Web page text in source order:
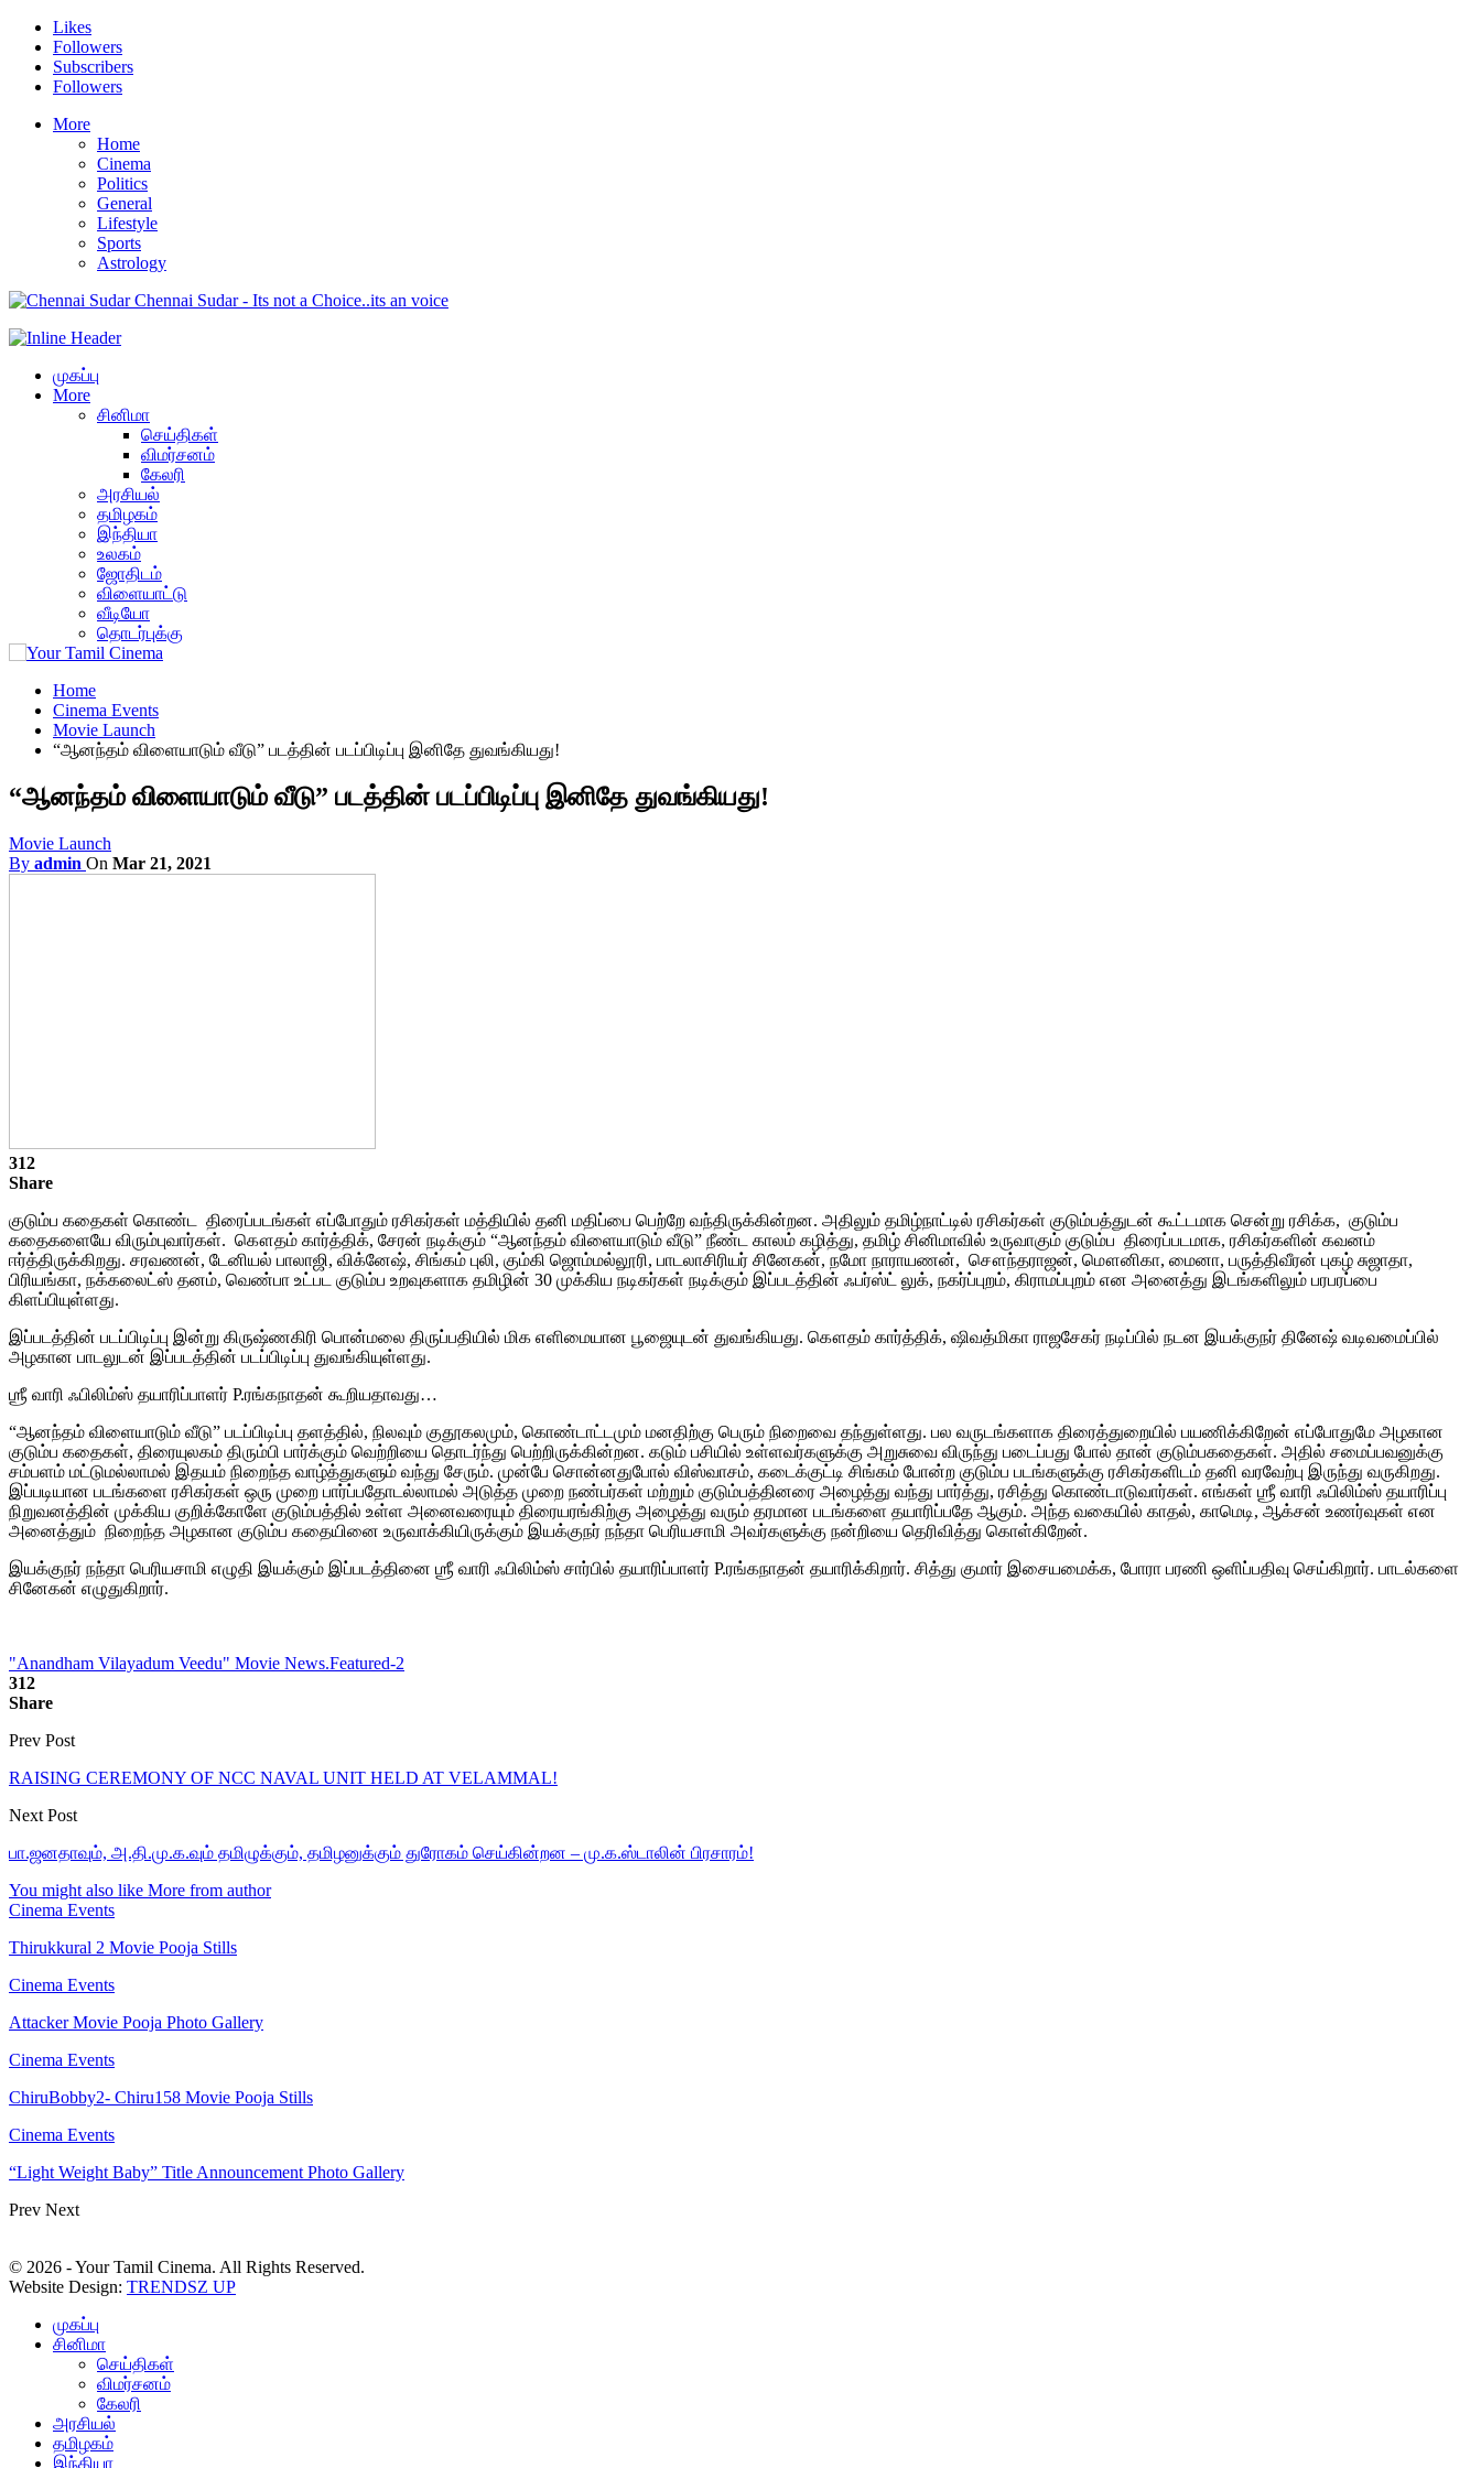
Likes
Followers
Subscribers
Followers
More
Home
Cinema
Politics
General
Lifestyle
Sports
Astrology
Chennai Sudar - Its not a Choice..its an voice
முகப்பு
More
சினிமா
செய்திகள்
விமர்சனம்
கேலரி
அரசியல்
தமிழகம்
இந்தியா
உலகம்
ஜோதிடம்
விளையாட்டு
வீடியோ
தொடர்புக்கு
Home
Cinema Events
Movie Launch
“ஆனந்தம் விளையாடும் வீடு” படத்தின் படப்பிடிப்பு இனிதே துவங்கியது!
“ஆனந்தம் விளையாடும் வீடு” படத்தின் படப்பிடிப்பு இனிதே துவங்கியது!
Movie Launch
By admin On Mar 21, 2021
312
Share
குடும்ப கதைகள் கொண்ட திரைப்படங்கள் எப்போதும் ரசிகர்கள் மத்தியில் தனி மதிப்பை பெற்றே வந்திருக்கின்றன. அதிலும் தமிழ்நாட்டில் ரசிகர்கள் குடும்பத்துடன் கூட்டமாக சென்று ரசிக்க, குடும்ப
கதைகளையே விரும்புவார்கள். கௌதம் கார்த்திக், சேரன் நடிக்கும் “ஆனந்தம் விளையாடும் வீடு” நீண்ட காலம் கழித்து, தமிழ் சினிமாவில் உருவாகும் குடும்ப திரைப்படமாக, ரசிகர்களின் கவனம்
ஈர்த்திருக்கிறது. சரவணன், டேனியல் பாலாஜி, விக்னேஷ், சிங்கம் புலி, கும்கி ஜொம்மல்லூரி, பாடலாசிரியர் சினேகன், நமோ நாராயணன், சௌந்தராஜன், மௌனிகா, மைனா, பருத்திவீரன் புகழ் சுஜாதா,
பிரியங்கா, நக்கலைட்ஸ் தனம், வெண்பா உட்பட குடும்ப உறவுகளாக தமிழின் 30 முக்கிய நடிகர்கள் நடிக்கும் இப்படத்தின் ஃபர்ஸ்ட் லுக், நகர்ப்புறம், கிராமப்புறம் என அனைத்து இடங்களிலும் பரபரப்பை
கிளப்பியுள்ளது.
இப்படத்தின் படப்பிடிப்பு இன்று கிருஷ்ணகிரி பொன்மலை திருப்பதியில் மிக எளிமையான பூஜையுடன் துவங்கியது. கௌதம் கார்த்திக், ஷிவத்மிகா ராஜசேகர் நடிப்பில் நடன இயக்குநர் தினேஷ் வடிவமைப்பில்
அழகான பாடலுடன் இப்படத்தின் படப்பிடிப்பு துவங்கியுள்ளது.
ஶ்ரீ வாரி ஃபிலிம்ஸ் தயாரிப்பாளர் P.ரங்கநாதன் கூறியதாவது…
“ஆனந்தம் விளையாடும் வீடு” படப்பிடிப்பு தளத்தில், நிலவும் குதூகலமும், கொண்டாட்டமும் மனதிற்கு பெரும் நிறைவை தந்துள்ளது. பல வருடங்களாக திரைத்துறையில் பயணிக்கிறேன் எப்போதுமே அழகான
குடும்ப கதைகள், திரையுலகம் திரும்பி பார்க்கும் வெற்றியை தொடர்ந்து பெற்றிருக்கின்றன. கடும் பசியில் உள்ளவர்களுக்கு அறுசுவை விருந்து படைப்பது போல் தான் குடும்பகதைகள். அதில் சமைப்பவனுக்கு
சம்பளம் மட்டுமல்லாமல் இதயம் நிறைந்த வாழ்த்துகளும் வந்து சேரும். முன்பே சொன்னதுபோல் விஸ்வாசம், கடைக்குட்டி சிங்கம் போன்ற குடும்ப படங்களுக்கு ரசிகர்களிடம் தனி வரவேற்பு இருந்து வருகிறது.
இப்படியான படங்களை ரசிகர்கள் ஒரு முறை பார்ப்பதோடல்லாமல் அடுத்த முறை நண்பர்கள் மற்றும் குடும்பத்தினரை அழைத்து வந்து பார்த்து, ரசித்து கொண்டாடுவார்கள். எங்கள் ஶ்ரீ வாரி ஃபிலிம்ஸ் தயாரிப்பு
நிறுவனத்தின் முக்கிய குறிக்கோளே குடும்பத்தில் உள்ள அனைவரையும் திரையரங்கிற்கு அழைத்து வரும் தரமான படங்களை தயாரிப்பதே ஆகும். அந்த வகையில் காதல், காமெடி, ஆக்சன் உணர்வுகள் என
அனைத்தும் நிறைந்த அழகான குடும்ப கதையினை உருவாக்கியிருக்கும் இயக்குநர் நந்தா பெரியசாமி அவர்களுக்கு நன்றியை தெரிவித்து கொள்கிறேன்.
இயக்குநர் நந்தா பெரியசாமி எழுதி இயக்கும் இப்படத்தினை ஶ்ரீ வாரி ஃபிலிம்ஸ் சார்பில் தயாரிப்பாளர் P.ரங்கநாதன் தயாரிக்கிறார். சித்து குமார் இசையமைக்க, போரா பரணி ஒளிப்பதிவு செய்கிறார். பாடல்களை
சினேகன் எழுதுகிறார்.
"Anandham Vilayadum Veedu" Movie News.Featured-2
312
Share
Prev Post
RAISING CEREMONY OF NCC NAVAL UNIT HELD AT VELAMMAL!
Next Post
பா.ஜனதாவும், அ.தி.மு.க.வும் தமிழுக்கும், தமிழனுக்கும் துரோகம் செய்கின்றன – மு.க.ஸ்டாலின் பிரசாரம்!
You might also like More from author
Cinema Events
Thirukkural 2 Movie Pooja Stills
Cinema Events
Attacker Movie Pooja Photo Gallery
Cinema Events
ChiruBobby2- Chiru158 Movie Pooja Stills
Cinema Events
“Light Weight Baby” Title Announcement Photo Gallery
Prev Next
© 2026 - Your Tamil Cinema. All Rights Reserved.
Website Design: TRENDSZ UP
முகப்பு
சினிமா
செய்திகள்
விமர்சனம்
கேலரி
அரசியல்
தமிழகம்
இந்தியா